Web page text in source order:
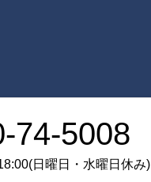
74-5008
日曜日・水曜日休み)